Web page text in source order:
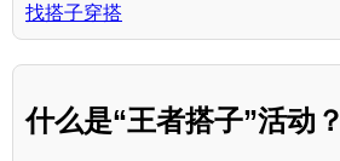
找搭子穿搭
什么是“王者搭子”活动？